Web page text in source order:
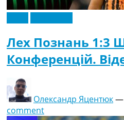
Лех Познань 1:3
Конференцій.
Олександр Яцентюк—
comment